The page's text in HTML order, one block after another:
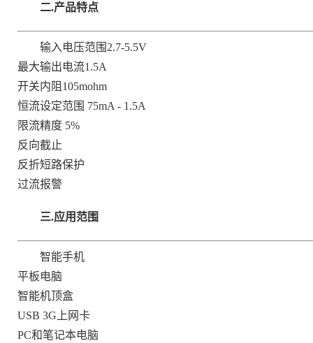
二.产品特点
输入电压范围2.7-5.5V
最大输出电流1.5A
开关内阻105mohm
恒流设定范围 75mA - 1.5A
限流精度 5%
反向截止
反折短路保护
过流报警
三.应用范围
智能手机
平板电脑
智能机顶盒
USB 3G上网卡
PC和笔记本电脑